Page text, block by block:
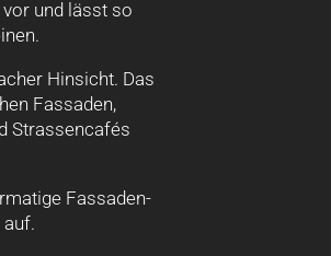
und lässt so
Hinsicht. Das
Fassaden,
Strassencafés
Fassaden-